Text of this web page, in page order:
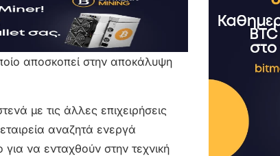
αποσκοπεί στην αποκάλυψη
με τις άλλες επιχειρήσεις
αναζητά ενεργά
να ενταχθούν στην τεχνική